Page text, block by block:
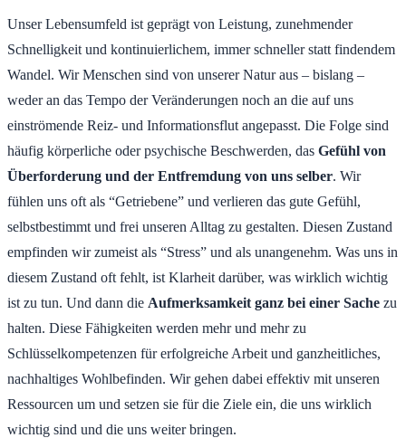
Unser Lebensumfeld ist geprägt von Leistung, zunehmender
Schnelligkeit und kontinuierlichem, immer schneller statt findendem
Wandel. Wir Menschen sind von unserer Natur aus – bislang –
weder an das Tempo der Veränderungen noch an die auf uns
einströmende Reiz- und Informationsflut angepasst. Die Folge sind
häufig körperliche oder psychische Beschwerden, das Gefühl von
Überforderung und der Entfremdung von uns selber. Wir
fühlen uns oft als “Getriebene” und verlieren das gute Gefühl,
selbstbestimmt und frei unseren Alltag zu gestalten. Diesen Zustand
empfinden wir zumeist als “Stress” und als unangenehm. Was uns in
diesem Zustand oft fehlt, ist Klarheit darüber, was wirklich wichtig
ist zu tun. Und dann die Aufmerksamkeit ganz bei einer Sache zu
halten. Diese Fähigkeiten werden mehr und mehr zu
Schlüsselkompetenzen für erfolgreiche Arbeit und ganzheitliches,
nachhaltiges Wohlbefinden. Wir gehen dabei effektiv mit unseren
Ressourcen um und setzen sie für die Ziele ein, die uns wirklich
wichtig sind und die uns weiter bringen.